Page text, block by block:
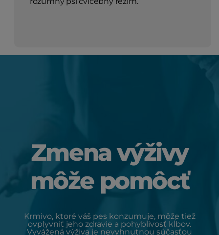
Zmena výživy
môže pomôcť
Krmivo, ktoré váš pes konzumuje, môže tiež
ovplyvniť jeho zdravie a pohyblivosť kĺbov.
Vyvážená výživa je nevyhnutnou súčasťou